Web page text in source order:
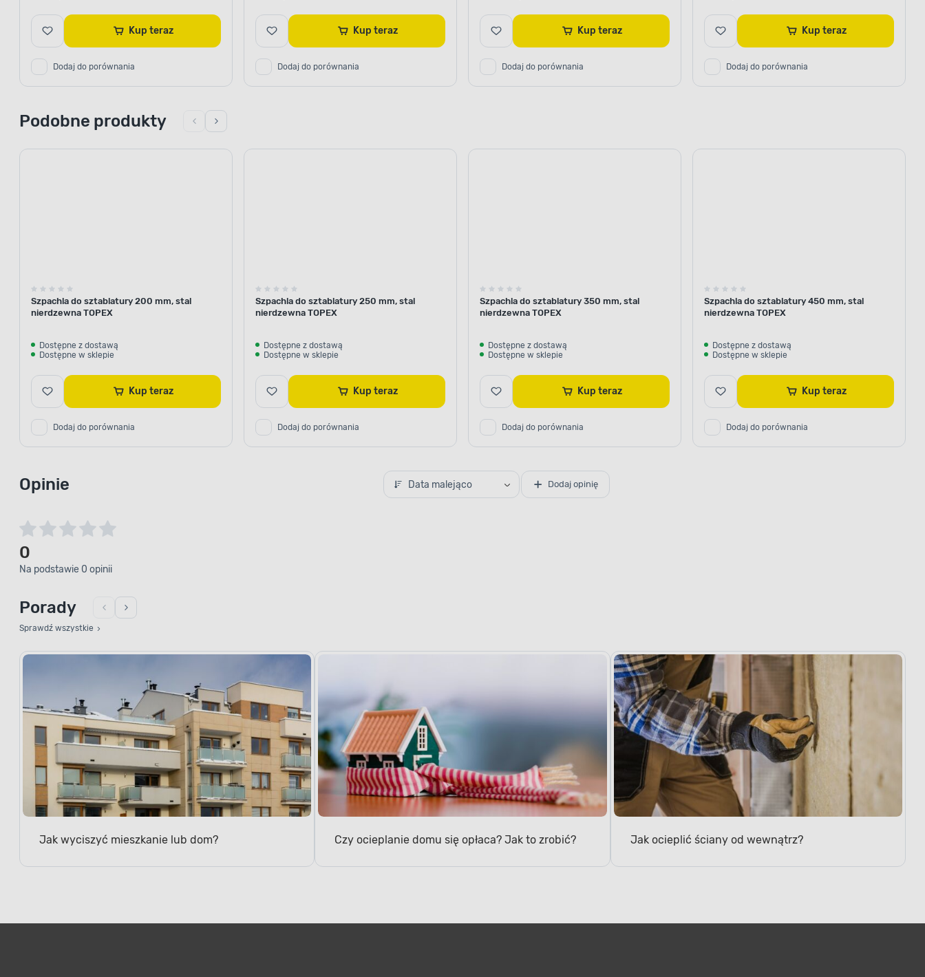
Kup teraz
Dodaj do porównania
Kup teraz
Dodaj do porównania
Kup teraz
Dodaj do porównania
Kup teraz
Dodaj do porównania
Podobne produkty
Szpachla do sztablatury 200 mm, stal
nierdzewna TOPEX
Dostępne z dostawą
Dostępne w sklepie
Kup teraz
Dodaj do porównania
Szpachla do sztablatury 250 mm, stal
nierdzewna TOPEX
Dostępne z dostawą
Dostępne w sklepie
Kup teraz
Dodaj do porównania
Szpachla do sztablatury 350 mm, stal
nierdzewna TOPEX
Dostępne z dostawą
Dostępne w sklepie
Kup teraz
Dodaj do porównania
Szpachla do sztablatury 450 mm, stal
nierdzewna TOPEX
Dostępne z dostawą
Dostępne w sklepie
Kup teraz
Dodaj do porównania
Opinie Data malejąco Dodaj opinię
0
Na podstawie 0 opinii
Porady
Sprawdź wszystkie
Jak wyciszyć mieszkanie lub dom? Czy ocieplanie domu się opłaca? Jak to zrobić? Jak ocieplić ściany od wewnątrz?